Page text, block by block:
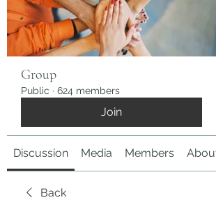
Group
Public · 624 members
Join
Discussion Media Members About
Back